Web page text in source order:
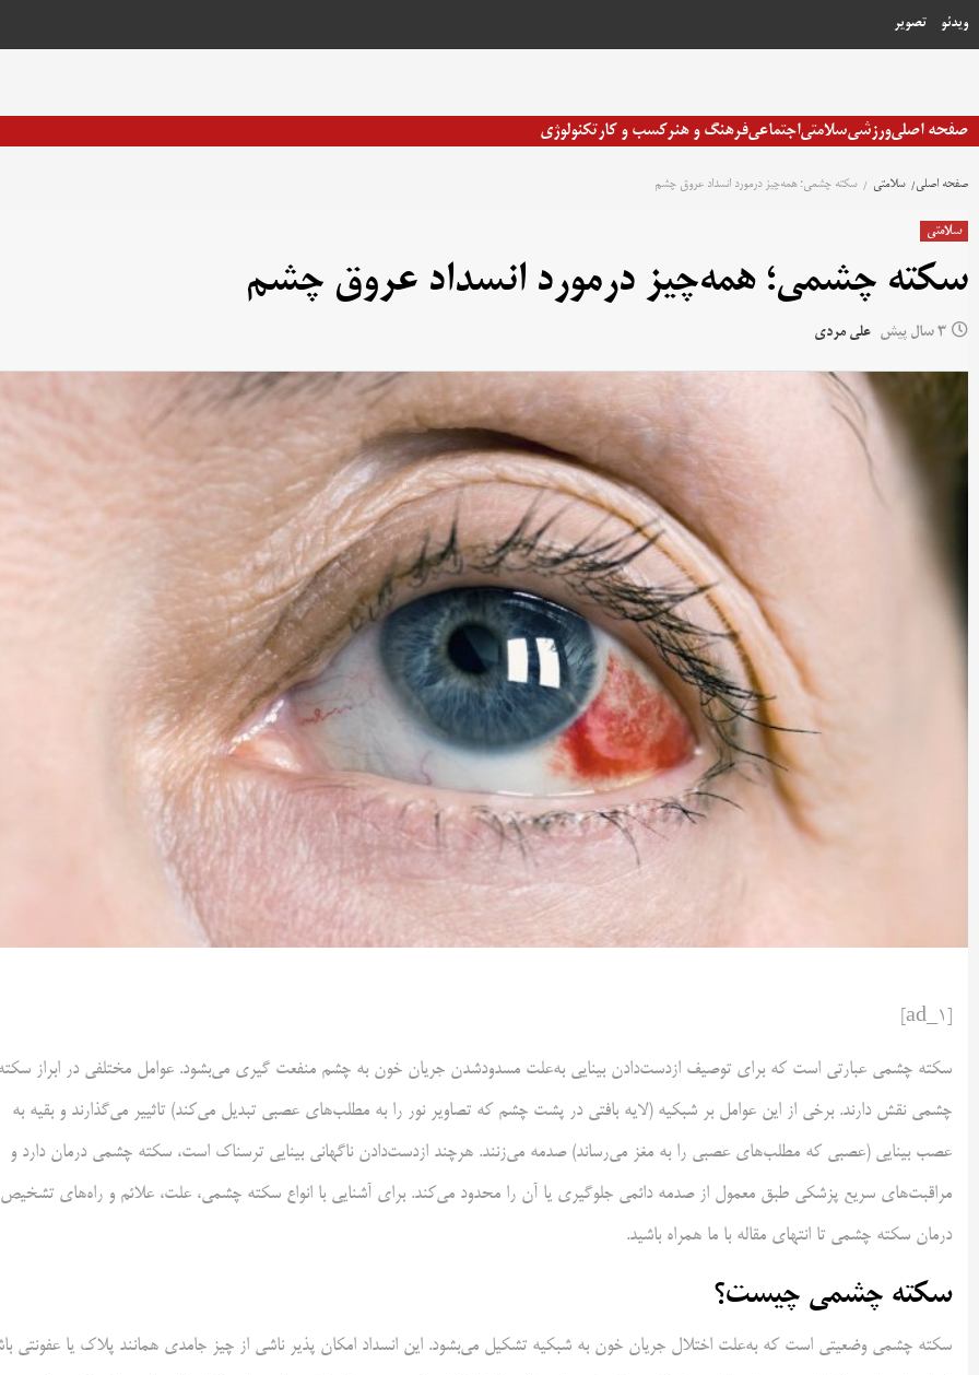
به
ویدئو تصویر
صفحه اصلیورزشیسلامتیاجتماعیفرهنگ و هنرکسب و کارتکنولوژی
صفحه اصلی سلامتی سکته چشمی؛ همه‌چیز درمورد انسداد عروق چشم
سلامتی
سکته چشمی؛ همه‌چیز درمورد انسداد عروق چشم
3 سال پیش علی مردی
سکته چشمی عبارتی است که برای توصیف ازدست‌دادن بینایی به‌علت مسدودشدن جریان خون به چشم منفعت گیری می‌بشود. عوامل مختلفی در ابراز
چشمی نقش دارند. برخی از این عوامل بر شبکیه (لایه بافتی در پشت چشم که تصاویر نور را به مطلب‌های عصبی تبدیل می‌کند) تاثییر می‌گذارند و بقیه به
عصب بینایی (عصبی که مطلب‌های عصبی را به مغز می‌رساند) صدمه می‌زنند. هرچند ازدست‌دادن ناگهانی بینایی ترسناک است، سکته چشمی درمان دارد و
مراقبت‌های سریع پزشکی طبق معمول از صدمه دائمی جلوگیری یا آن را محدود می‌کند. برای آشنایی با انواع سکته چشمی، علت، علائم و راه‌های
درمان سکته چشمی تا انتهای مقاله با ما همراه باشید.
سکته چشمی چیست؟
سکته چشمی وضعیتی است که به‌علت اختلال جریان خون به شبکیه تشکیل می‌بشود. این انسداد امکان پذیر ناشی از چیز جامدی همانند پلاک یا عفونتی